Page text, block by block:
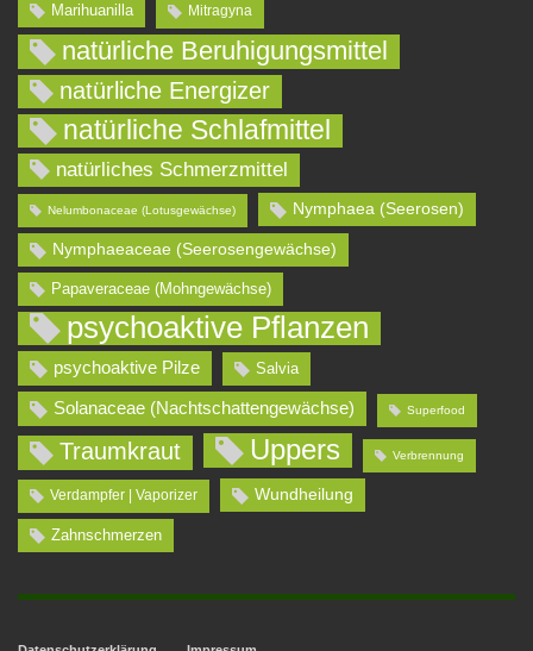
Marihuanilla Mitragyna
natürliche Beruhigungsmittel
natürliche Energizer
natürliche Schlafmittel
natürliches Schmerzmittel
Nelumbonaceae (Lotusgewächse) Nymphaea (Seerosen)
Nymphaeaceae (Seerosengewächse)
Papaveraceae (Mohngewächse)
psychoaktive Pflanzen
psychoaktive Pilze Salvia
Solanaceae (Nachtschattengewächse) Superfood
Traumkraut Uppers Verbrennung
Verdampfer | Vaporizer Wundheilung
Zahnschmerzen